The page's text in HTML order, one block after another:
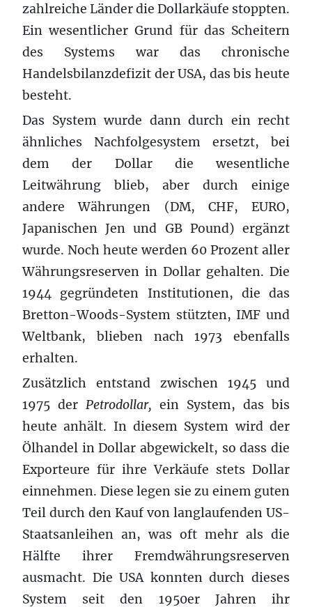
zahlreiche Länder die Dollarkäufe stoppten.
Ein wesentlicher Grund für das Scheitern
des Systems war das chronische
Handelsbilanzdefizit der USA, das bis heute
besteht.
Das System wurde dann durch ein recht
ähnliches Nachfolgesystem ersetzt, bei
dem der Dollar die wesentliche
Leitwährung blieb, aber durch einige
andere Währungen (DM, CHF, EURO,
Japanischen Jen und GB Pound) ergänzt
wurde. Noch heute werden 60 Prozent aller
Währungsreserven in Dollar gehalten. Die
1944 gegründeten Institutionen, die das
Bretton-Woods-System stützten, IMF und
Weltbank, blieben nach 1973 ebenfalls
erhalten.
Zusätzlich entstand zwischen 1945 und
1975 der Petrodollar, ein System, das bis
heute anhält. In diesem System wird der
Ölhandel in Dollar abgewickelt, so dass die
Exporteure für ihre Verkäufe stets Dollar
einnehmen. Diese legen sie zu einem guten
Teil durch den Kauf von langlaufenden US-
Staatsanleihen an, was oft mehr als die
Hälfte ihrer Fremdwährungsreserven
ausmacht. Die USA konnten durch dieses
System seit den 1950er Jahren ihr